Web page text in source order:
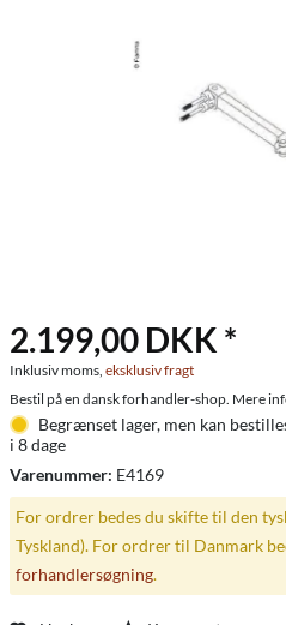
2.199,00 DKK *
Inklusiv moms, eksklusiv fragt
Bestil på en dansk forhandler-shop. Mere
Begrænset lager, men kan
i 8 dage
Varenummer: E4169
For ordrer bedes du skifte til den
Tyskland). For ordrer til Danmark
forhandlersøgning.